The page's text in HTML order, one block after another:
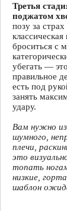
Третья
поджатом
позу за
броситься с
убегать —
правильное
есть под
занять
удару.
Вам нужно
шумного,
плечи,
это
топать
низкие,
шаблон